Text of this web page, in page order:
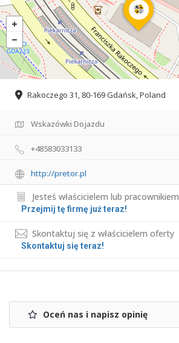
Rakoczego 31, 80-169 Gdańsk, Poland
Wskazówki Dojazdu
+48583033133
http://pretor.pl
Jesteś właścicielem lub
Przejmij tę firmę już teraz!
Skontaktuj się z właścicielem oferty
Skontaktuj się teraz!
Oceń nas i napisz opinię